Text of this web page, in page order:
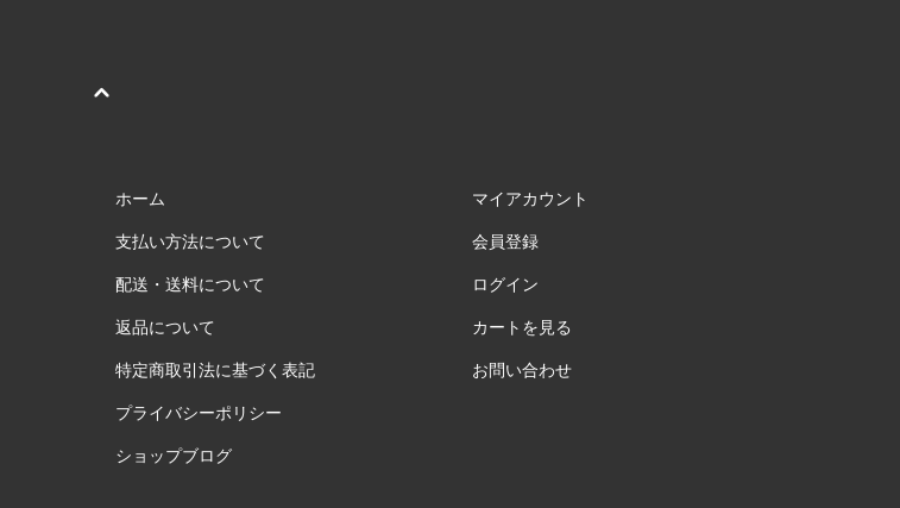
ホーム
支払い方法について
配送・送料について
返品について
特定商取引法に基づく表記
プライバシーポリシー
ショップブログ
マイアカウント
会員登録
ログイン
カートを見る
お問い合わせ